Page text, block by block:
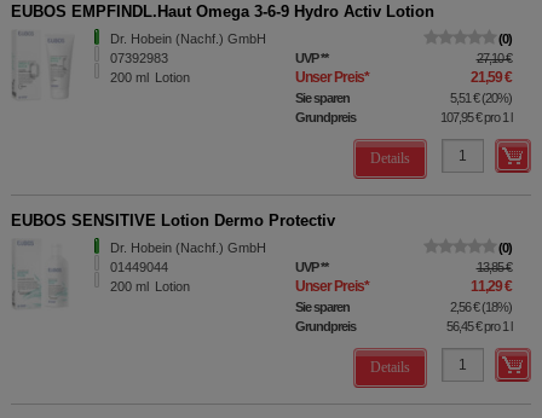
EUBOS EMPFINDL.Haut Omega 3-6-9 Hydro Activ Lotion
Dr. Hobein (Nachf.) GmbH
07392983
200 ml Lotion
0
UVP** 27,10 €
Unser Preis* 21,59 €
Sie sparen 5,51 €(20%)
Grundpreis
107,95 €pro 1 l
Details
EUBOS SENSITIVE Lotion Dermo Protectiv
Dr. Hobein (Nachf.) GmbH
01449044
200 ml Lotion
0
UVP** 13,85 €
Unser Preis* 11,29 €
Sie sparen 2,56 €(18%)
Grundpreis
56,45 €pro 1 l
Details